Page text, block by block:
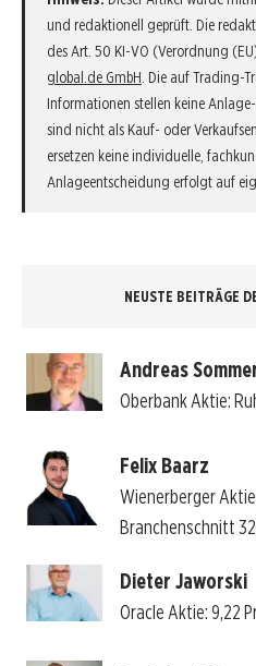
und redaktionell geprüft. Die
des Art. 50 KI-VO (Verordnung
global.de GmbH. Die auf Trading-
Informationen stellen keine
sind nicht als Kauf- oder
ersetzen keine individuelle,
Anlageentscheidung erfolgt auf
NEUSTE BEITRÄGE
Andreas
Oberbank Aktie:
Felix Baarz
Wienerberger
Branchenschnitt
Dieter Jaworski
Oracle Aktie: 9,22